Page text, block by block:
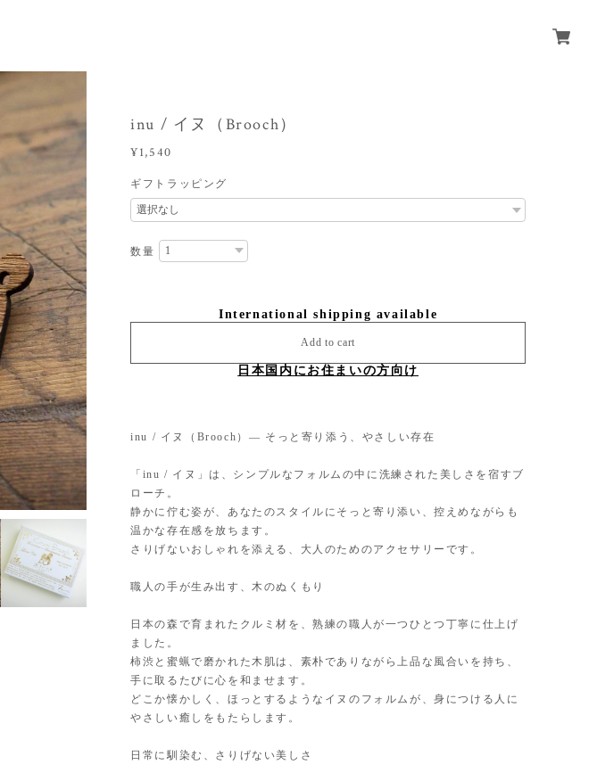
3 5
inu / イヌ（Brooch）
¥1,540
ギフトラッピング
数量
International shipping available
Add to cart
日本国内にお住まいの方向け
inu / イヌ（Brooch）— そっと寄り添う、やさしい存在
「inu / イヌ」は、シンプルなフォルムの中に洗練された美しさを宿すブ
ローチ。
静かに佇む姿が、あなたのスタイルにそっと寄り添い、控えめながらも
温かな存在感を放ちます。
さりげないおしゃれを添える、大人のためのアクセサリーです。
職人の手が生み出す、木のぬくもり
日本の森で育まれたクルミ材を、熟練の職人が一つひとつ丁寧に仕上げ
ました。
柿渋と蜜蝋で磨かれた木肌は、素朴でありながら上品な風合いを持ち、
手に取るたびに心を和ませます。
どこか懐かしく、ほっとするようなイヌのフォルムが、身につける人に
やさしい癒しをもたらします。
日常に馴染む、さりげない美しさ